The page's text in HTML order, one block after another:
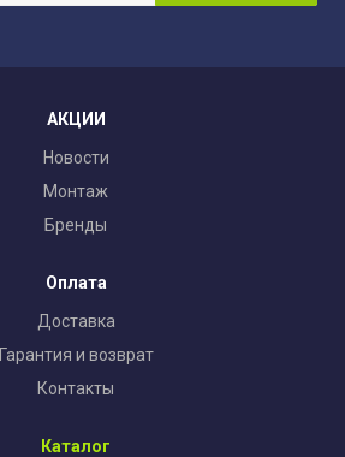
АКЦИИ
Новости
Монтаж
Бренды
Оплата
Доставка
Гарантия и возврат
Контакты
Каталог